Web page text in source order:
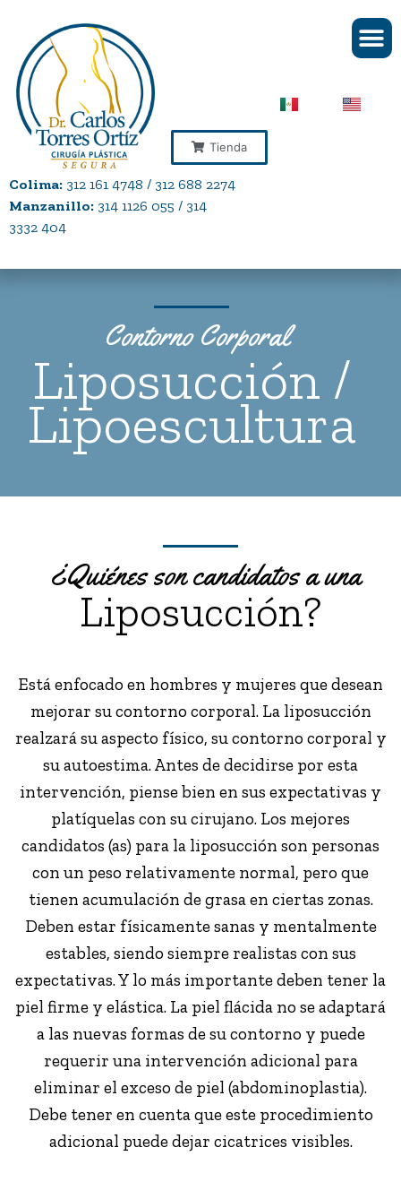
Tienda
Colima: 312 161 4748 / 312 688 2274
Manzanillo: 314 1126 055 / 314
3332 404
Contorno Corporal
Liposucción /
Lipoescultura
¿Quiénes son candidatos a una
Liposucción?
Está enfocado en hombres y mujeres que desean
mejorar su contorno corporal. La liposucción
realzará su aspecto físico, su contorno corporal y
su autoestima. Antes de decidirse por esta
intervención, piense bien en sus expectativas y
platíquelas con su cirujano. Los mejores
candidatos (as) para la liposucción son personas
con un peso relativamente normal, pero que
tienen acumulación de grasa en ciertas zonas.
Deben estar físicamente sanas y mentalmente
estables, siendo siempre realistas con sus
expectativas. Y lo más importante deben tener la
piel firme y elástica. La piel flácida no se adaptará
a las nuevas formas de su contorno y puede
requerir una intervención adicional para
eliminar el exceso de piel (abdominoplastia).
Debe tener en cuenta que este procedimiento
adicional puede dejar cicatrices visibles.